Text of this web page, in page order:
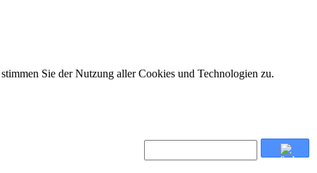
Sie der Nutzung aller Cookies und Technologien zu.